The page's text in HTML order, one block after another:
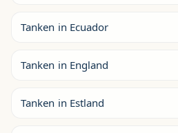
Tanken in Ecuador
Tanken in England
Tanken in Estland